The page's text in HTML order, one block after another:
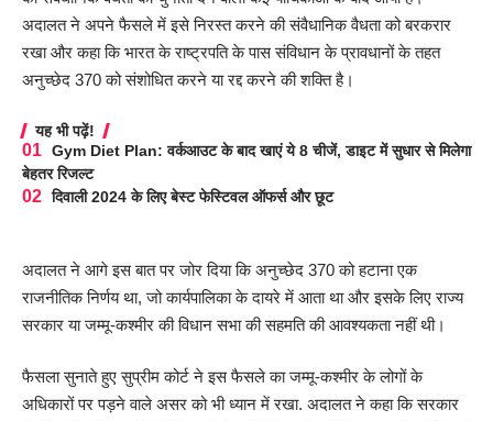
अदालत ने अपने फैसले में इसे निरस्त करने की संवैधानिक वैधता को बरकरार
रखा और कहा कि भारत के राष्ट्रपति के पास संविधान के प्रावधानों के तहत
अनुच्छेद 370 को संशोधित करने या रद्द करने की शक्ति है।
यह भी पढ़ें!
Gym Diet Plan: वर्कआउट के बाद खाएं ये 8 चीजें, डाइट में सुधार से मिलेगा
बेहतर रिजल्ट
दिवाली 2024 के लिए बेस्ट फेस्टिवल ऑफर्स और छूट
अदालत ने आगे इस बात पर जोर दिया कि अनुच्छेद 370 को हटाना एक
राजनीतिक निर्णय था, जो कार्यपालिका के दायरे में आता था और इसके लिए राज्य
सरकार या जम्मू-कश्मीर की विधान सभा की सहमति की आवश्यकता नहीं थी।
फैसला सुनाते हुए सुप्रीम कोर्ट ने इस फैसले का जम्मू-कश्मीर के लोगों के
अधिकारों पर पड़ने वाले असर को भी ध्यान में रखा. अदालत ने कहा कि सरकार